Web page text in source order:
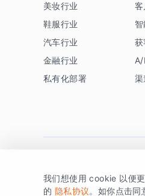
美妆行业
鞋服行业
汽车行业
金融行业
私有化部署
客
版权所有 © 北京易数科技
我们想使用 cookie 以便
的 隐私协议。如你点击同